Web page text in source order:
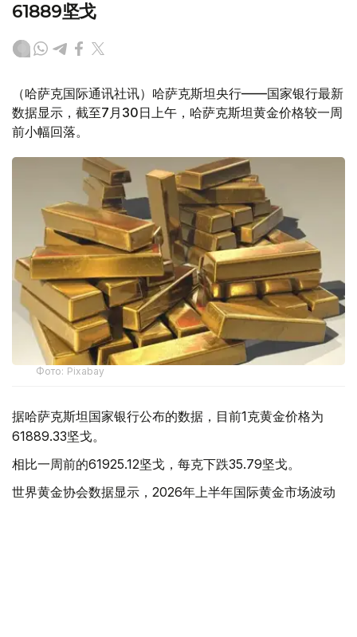
61889坚戈
（哈萨克国际通讯社讯）哈萨克斯坦央行——国家银行最新
数据显示，截至7月30日上午，哈萨克斯坦黄金价格较一周
前小幅回落。
Фото: Pixabay
据哈萨克斯坦国家银行公布的数据，目前1克黄金价格为
61889.33坚戈。
相比一周前的61925.12坚戈，每克下跌35.79坚戈。
世界黄金协会数据显示，2026年上半年国际黄金市场波动